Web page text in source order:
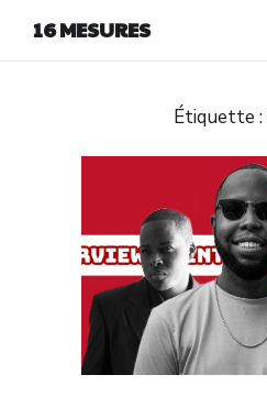
16 MESURES
Étiquette :